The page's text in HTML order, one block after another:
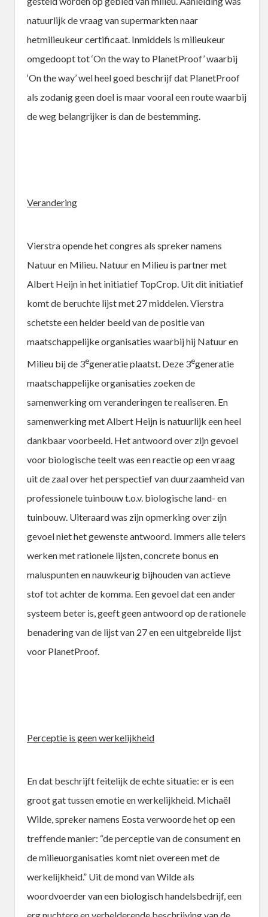
natuurlijk de vraag van supermarkten naar
hetmilieukeur certificaat. Inmiddels is milieukeur
omgedoopt tot ‘On the way to PlanetProof’ waarbij
‘On the way’ wel heel goed beschrijf dat PlanetProof
als zodanig geen doel is maar vooral een route waarbij
de weg belangrijker is dan de bestemming.
Verandering
Vierstra opende het congres als spreker namens
Natuur en Milieu. Natuur en Milieu is partner met
Albert Heijn in het initiatief TopCrop. Uit dit initiatief
komt de beruchte lijst met 27 middelen. Vierstra
schetste een helder beeld van de positie van
maatschappelijke organisaties waarbij hij Natuur en
Milieu bij de 3egeneratie plaatst. Deze 3egeneratie
maatschappelijke organisaties zoeken de
samenwerking om veranderingen te realiseren. En
samenwerking met Albert Heijn is natuurlijk een heel
dankbaar voorbeeld. Het antwoord over zijn gevoel
voor biologische teelt was een reactie op een vraag
uit de zaal over het perspectief van duurzaamheid van
professionele tuinbouw t.o.v. biologische land- en
tuinbouw. Uiteraard was zijn opmerking over zijn
gevoel niet het gewenste antwoord. Immers alle telers
werken met rationele lijsten, concrete bonus en
maluspunten en nauwkeurig bijhouden van actieve
stof tot achter de komma. Een gevoel dat een ander
systeem beter is, geeft geen antwoord op de rationele
benadering van de lijst van 27 en een uitgebreide lijst
voor PlanetProof.
Perceptie is geen werkelijkheid
En dat beschrijft feitelijk de echte situatie: er is een
groot gat tussen emotie en werkelijkheid. Michaël
Wilde, spreker namens Eosta verwoorde het op een
treffende manier: “de perceptie van de consument en
de milieuorganisaties komt niet overeen met de
werkelijkheid.” Uit de mond van Wilde als
woordvoerder van een biologisch handelsbedrijf, een